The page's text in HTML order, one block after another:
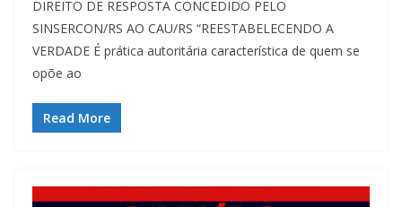
DIREITO DE RESPOSTA CONCEDIDO PELO
SINSERCON/RS AO CAU/RS “REESTABELECENDO A
VERDADE É prática autoritária característica de quem se
opõe ao
Read More